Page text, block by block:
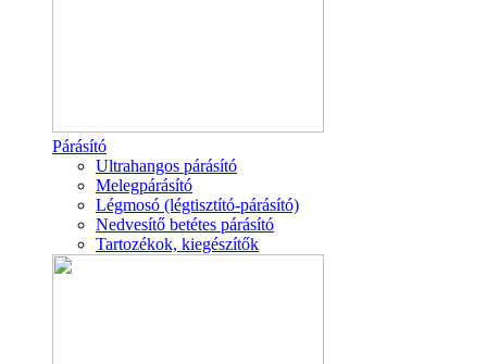
Párásító
Ultrahangos párásító
Melegpárásító
Légmosó (légtisztító-párásító)
Nedvesítő betétes párásító
Tartozékok, kiegészítők